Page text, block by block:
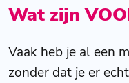
Wat zijn
Vaak heb je al een
zonder dat je er